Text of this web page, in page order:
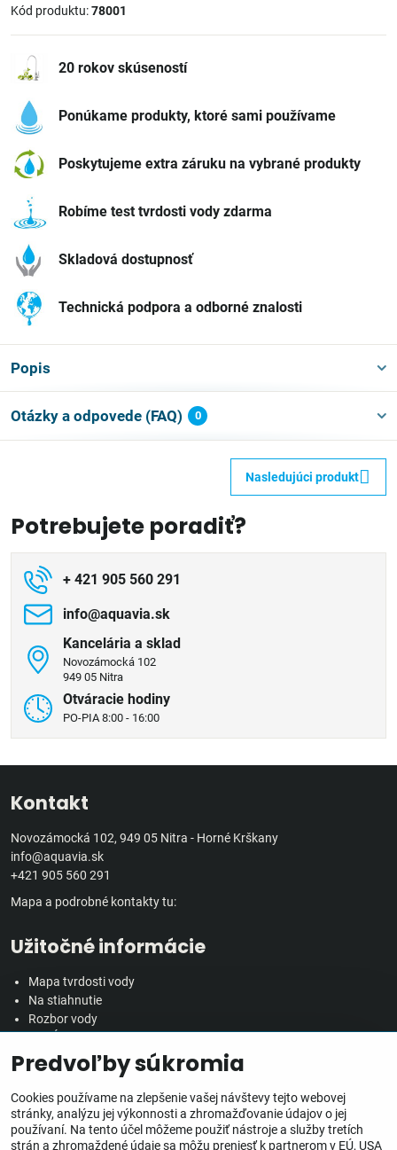
Kód produktu:78001
20 rokov skúseností
Ponúkame produkty, ktoré sami používame
Poskytujeme extra záruku na vybrané produkty
Robíme test tvrdosti vody zdarma
Skladová dostupnosť
Technická podpora a odborné znalosti
Popis
Otázky a odpovede (FAQ) 0
Nasledujúci produkt
Potrebujete poradiť?
+ 421 905 560 291
info​@aquavia​.sk
Kancelária a sklad
Novozámocká 102
949 05 Nitra
Otváracie hodiny
PO-PIA 8:00 - 16:00
Kontakt
Novozámocká 102, 949 05 Nitra - Horné Krškany
info@aquavia.sk
+421 905 560 291
Mapa a podrobné kontakty tu:
Užitočné informácie
Mapa tvrdosti vody
Na stiahnutie
Rozbor vody
Veľkoobchodná spolupráca
Všetko o nákupe
Obchodné podmienky
Predvoľby súkromia
Cookies používame na zlepšenie vašej návštevy tejto webovej
stránky, analýzu jej výkonnosti a zhromažďovanie údajov o jej
používaní. Na tento účel môžeme použiť nástroje a služby tretích
strán a zhromaždené údaje sa môžu preniesť k partnerom v EÚ, USA